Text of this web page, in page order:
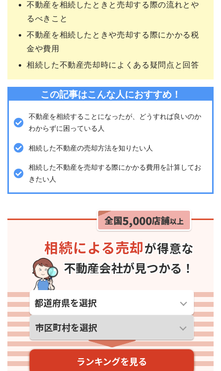
不動産を相続したときと売却する際の流れとや
るべきこと
不動産を相続したときや売却する際にかかる税
金や費用
相続した不動産売却時によくある疑問点と回答
この記事はこんな人におすすめ！
不動産を相続することになったが、どうすれば良いのか
わからずに困っている人
相続した不動産の売却方法を知りたい人
相続した不動産を売却する際にかかる費用を計算してお
きたい人